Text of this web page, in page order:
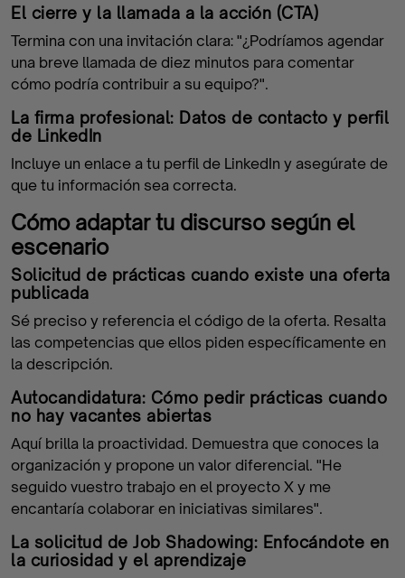
El cierre y la llamada a la acción (CTA)
Termina con una invitación clara: "¿Podríamos agendar
una breve llamada de diez minutos para comentar
cómo podría contribuir a su equipo?".
La firma profesional: Datos de contacto y perfil
de LinkedIn
Incluye un enlace a tu perfil de LinkedIn y asegúrate de
que tu información sea correcta.
Cómo adaptar tu discurso según el
escenario
Solicitud de prácticas cuando existe una oferta
publicada
Sé preciso y referencia el código de la oferta. Resalta
las competencias que ellos piden específicamente en
la descripción.
Autocandidatura: Cómo pedir prácticas cuando
no hay vacantes abiertas
Aquí brilla la proactividad. Demuestra que conoces la
organización y propone un valor diferencial. "He
seguido vuestro trabajo en el proyecto X y me
encantaría colaborar en iniciativas similares".
La solicitud de Job Shadowing: Enfocándote en
la curiosidad y el aprendizaje